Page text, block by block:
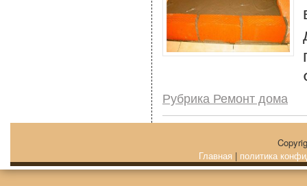
Рубрика Ремонт дома
Главная | политика